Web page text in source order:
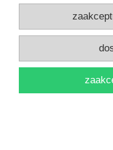
Colas Breugnon /